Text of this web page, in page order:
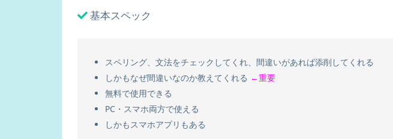
基本スペック
スペリング、文法をチェックしてくれ、間違いがあれば添削してくれる
しかもなぜ間違いなのか教えてくれる ←重要
無料で使用できる
PC・スマホ両方で使える
しかもスマホアプリもある